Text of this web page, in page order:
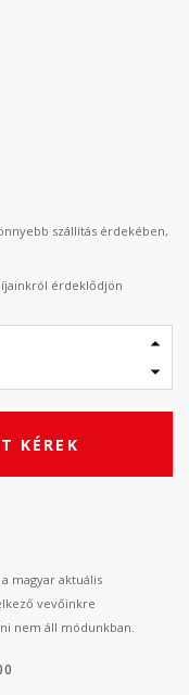
szállítás érdekében,
érdeklődjön
KÉREK
magyar aktuális
vevőinkre
nem áll módunkban.